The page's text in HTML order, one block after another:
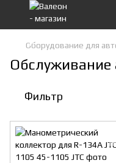
Оборудование для
Обслуживание
Фильтр